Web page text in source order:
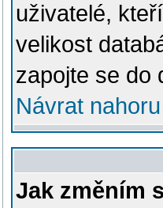
uživatelé,
velikost
zapojte se do
Návrat nahoru
Jak změním